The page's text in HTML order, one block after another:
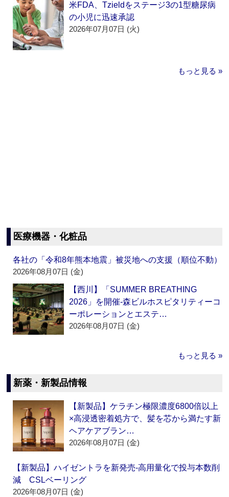
米FDA、Tzieldをステージ3の1型糖尿病
の小児に迅速承認
2026年07月07日 (火)
もっと見る »
医療機器・化粧品
各社の「令和8年熊本地震」被災地への支援（順位不動）
2026年08月07日 (金)
【西川】「SUMMER BREATHING
2026」を開催‐森ビルホスピタリティーコ
ーポレーションとエステ…
2026年08月07日 (金)
もっと見る »
新薬・新製品情報
【新製品】ケラチン極限濃度6800倍以上
×高浸透密着処方で、髪を芯から満たす新
ヘアケアブラン…
2026年08月07日 (金)
【新製品】ハイゼントラを新発売‐高用量化で投与本数削
減 CSLベーリング
2026年08月07日 (金)